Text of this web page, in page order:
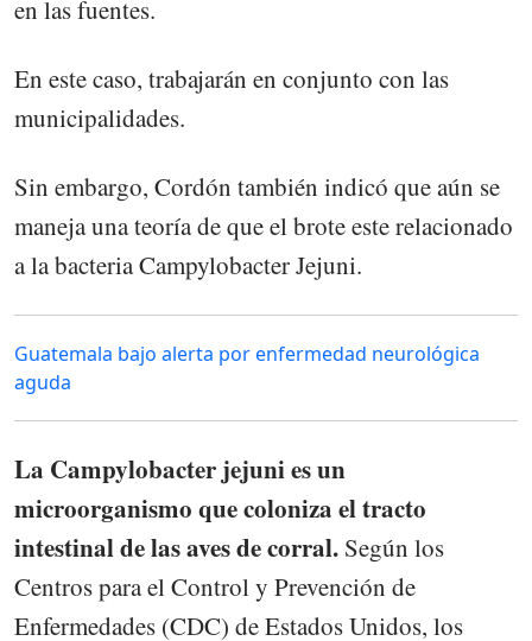
en las fuentes.
En este caso, trabajarán en conjunto con las
municipalidades.
Sin embargo, Cordón también indicó que aún se
maneja una teoría de que el brote este relacionado
a la bacteria Campylobacter Jejuni.
Guatemala bajo alerta por enfermedad neurológica
aguda
La Campylobacter jejuni es un
microorganismo que coloniza el tracto
intestinal de las aves de corral. Según los
Centros para el Control y Prevención de
Enfermedades (CDC) de Estados Unidos, los